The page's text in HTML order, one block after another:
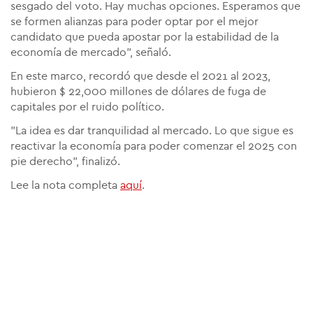
sesgado del voto. Hay muchas opciones. Esperamos que
se formen alianzas para poder optar por el mejor
candidato que pueda apostar por la estabilidad de la
economía de mercado", señaló.
En este marco, recordó que desde el 2021 al 2023,
hubieron $ 22,000 millones de dólares de fuga de
capitales por el ruido político.
"La idea es dar tranquilidad al mercado. Lo que sigue es
reactivar la economía para poder comenzar el 2025 con
pie derecho", finalizó.
Lee la nota completa aquí.